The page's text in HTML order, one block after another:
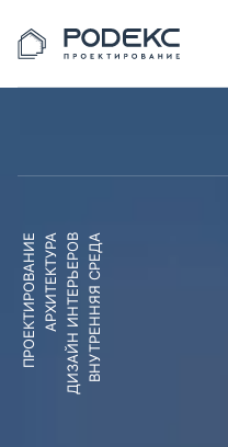
ПРОЕКТИРОВАНИЕАРХИТЕКТУРАДИЗАЙН ИНТЕРЬЕРОВВНУТРЕННЯЯ СРЕДА